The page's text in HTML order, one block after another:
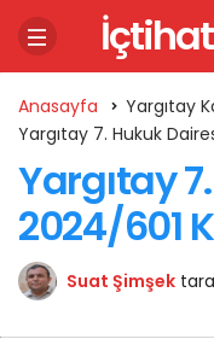
Anasayfa
Yargıtay
Yargıtay 7. Hukuk
Yargıtay
2024/601
Suat Şimşek